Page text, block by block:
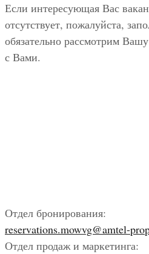
Если интересующая Вас
отсутствует, пожалуйста,
обязательно рассмотрим
с Вами.
Отдел бронирования:
reservations.mowvg@amtel-
Отдел продаж и маркетинга: